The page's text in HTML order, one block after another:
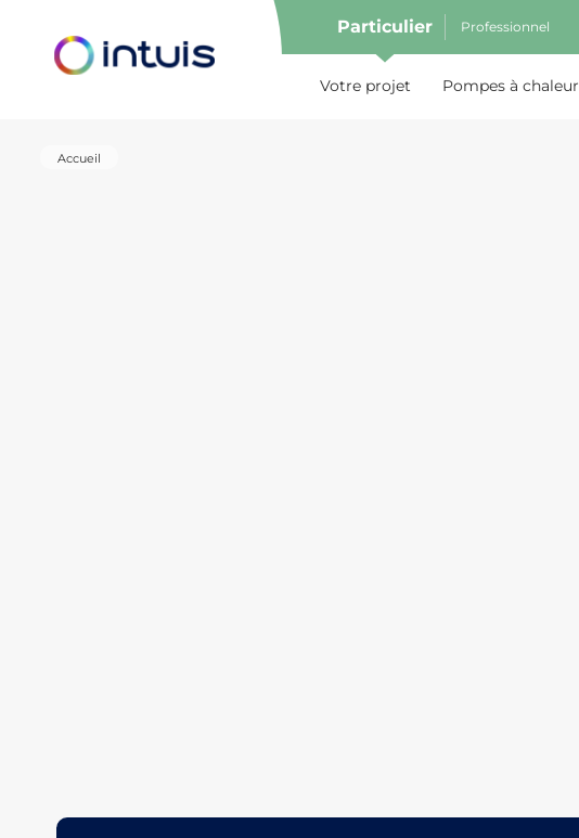
Particulier Professionnel
Votre projet Pompes à chaleur
menu
Accueil